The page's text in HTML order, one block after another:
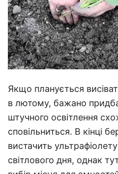
Якщо планується
в лютому, бажано
штучного освітлення
сповільниться. В кінці
вистачить
світлового дня, однак